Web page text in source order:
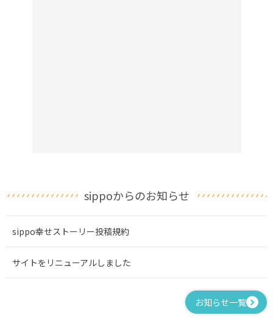
sippoからのお知らせ
sippo幸せストーリー投稿規約
サイトをリニューアルしました
お知らせ一覧